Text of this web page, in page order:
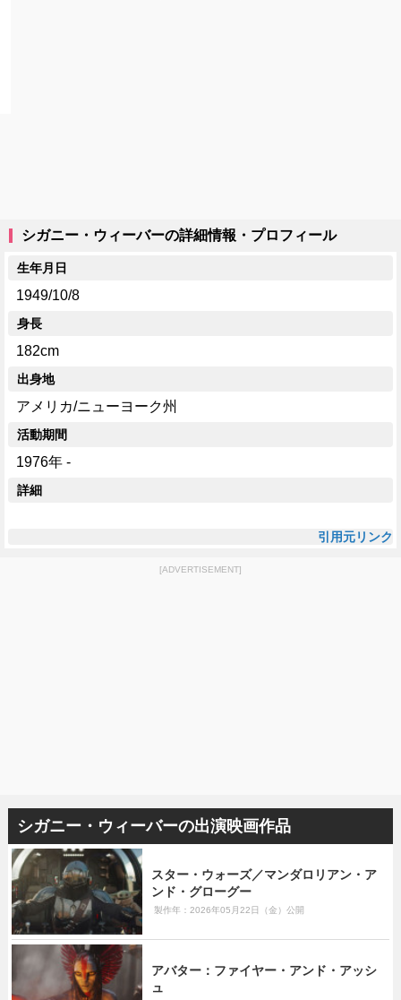
シガニー・ウィーバーの詳細情報・プロフィール
生年月日
1949/10/8
身長
182cm
出身地
アメリカ/ニューヨーク州
活動期間
1976年 -
詳細
引用元リンク
[ADVERTISEMENT]
シガニー・ウィーバーの出演映画作品
スター・ウォーズ／マンダロリアン・ア
ンド・グローグー
製作年：2026年05月22日（金）公開
アバター：ファイヤー・アンド・アッシ
ュ